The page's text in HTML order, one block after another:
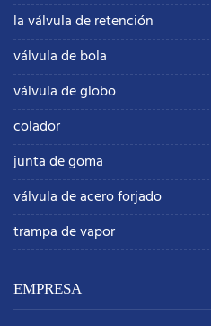
la válvula de retención
válvula de bola
válvula de globo
colador
junta de goma
válvula de acero forjado
trampa de vapor
EMPRESA